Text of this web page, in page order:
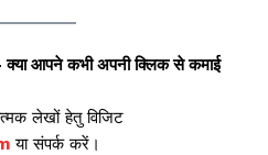
क्या आपने कभी अपनी क्लिक से कमाई
लेखों हेतु विजिट
या संपर्क करें।